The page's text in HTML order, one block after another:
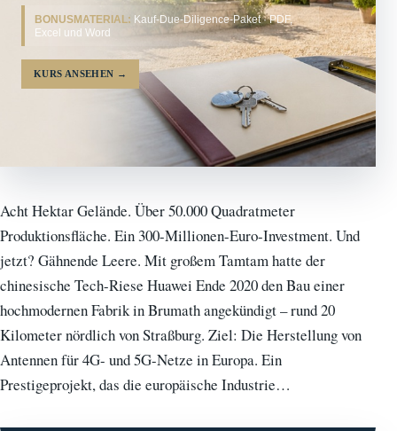
BONUSMATERIAL: Kauf-Due-Diligence-Paket · PDF,
Excel und Word
KURS ANSEHEN →
Acht Hektar Gelände. Über 50.000 Quadratmeter
Produktionsfläche. Ein 300-Millionen-Euro-Investment. Und
jetzt? Gähnende Leere. Mit großem Tamtam hatte der
chinesische Tech-Riese Huawei Ende 2020 den Bau einer
hochmodernen Fabrik in Brumath angekündigt – rund 20
Kilometer nördlich von Straßburg. Ziel: Die Herstellung von
Antennen für 4G- und 5G-Netze in Europa. Ein
Prestigeprojekt, das die europäische Industrie…